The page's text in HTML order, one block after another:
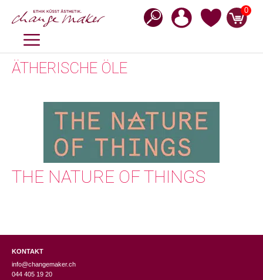
Inhalt
0
MENÜ
ÄTHERISCHE ÖLE
THE NATURE OF THINGS
KONTAKT
info@changemaker.ch
044 405 19 20